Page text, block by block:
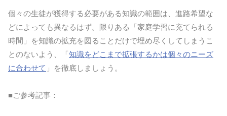
個々の生徒が獲得する必要がある知識の範囲は、進路希望な
どによっても異なるはず。限りある「家庭学習に充てられる
時間」を知識の拡充を図ることだけで埋め尽くしてしまうこ
とのないよう、「知識をどこまで拡張するかは個々のニーズ
に合わせて 」を徹底しましょう。
■ご参考記事：